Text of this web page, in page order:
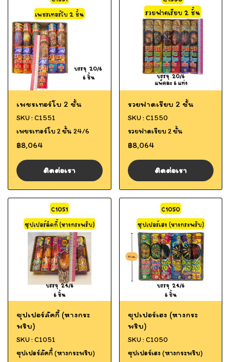
เพชรเทอร์โบ 2 ชั้น
SKU : C1551
เพชรเทอร์โบ 2 ชั้น 24/6
฿8,064
ติดต่อเรา
รวยฟาดเรียบ 2 ชั้น
SKU : C1550
รวยฟาดเรียบ 2 ชั้น
฿8,064
ติดต่อเรา
ซุปเปอร์ลัคกี้ (หางกระ
พริบ)
SKU : C1051
ซุปเปอร์ลัคกี้ (หางกระพริบ)
ซุปเปอร์เฮง (หางกระ
พริบ)
SKU : C1050
ซุปเปอร์เฮง (หางกระพริบ)